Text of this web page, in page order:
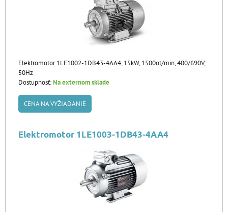
Elektromotor 1LE1002-1DB43-4AA4, 15kW, 1500ot/min, 400/690V,
50Hz
Dostupnosť:Na externom sklade
CENA NA VYŽIADANIE
Elektromotor 1LE1003-1DB43-4AA4